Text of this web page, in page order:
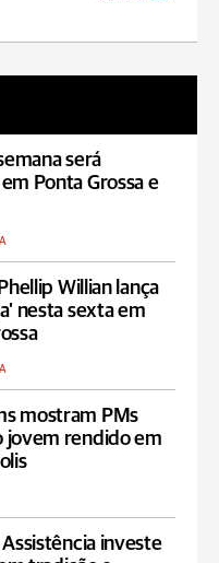
será
Ponta Grossa e
Willian lança
nesta sexta em
mostram PMs
jovem rendido em
Assistência investe